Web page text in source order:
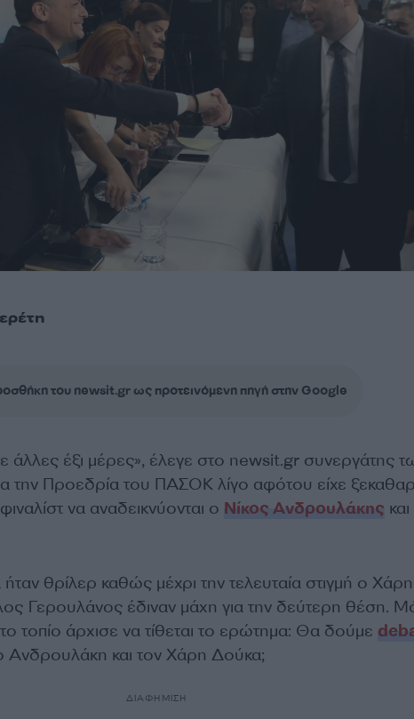
του newsit.gr ως προτεινόμενη πηγή στην Google
άλλες έξι μέρες», έλεγε στο newsit.gr συνεργάτης
την Προεδρία του ΠΑΣΟΚ λίγο αφότου είχε
να αναδεικνύονται ο Νίκος Ανδρουλάκης
θρίλερ καθώς μέχρι την τελευταία στιγμή ο
Γερουλάνος έδιναν μάχη για την δεύτερη θέση.
τοπίο άρχισε να τίθεται το ερώτημα: Θα δούμε
Ανδρουλάκη και τον Χάρη Δούκα;
ΔΙΑΦΗΜΙΣΗ